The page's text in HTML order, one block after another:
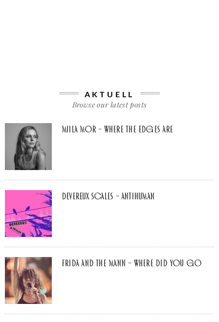
AKTUELL
Browse our latest posts
Miila Mor – Where The Edges Are
Devereux Scales – Antihuman
Frida and The Mann – Where Did You Go